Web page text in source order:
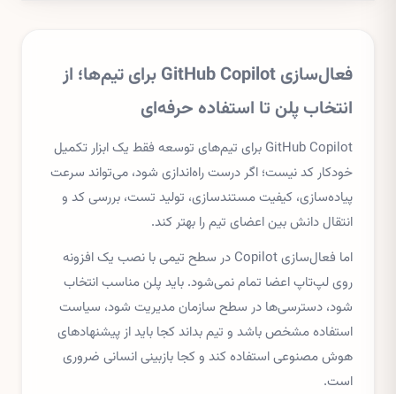
فعال‌سازی GitHub Copilot برای تیم‌ها؛ از
انتخاب پلن تا استفاده حرفه‌ای
GitHub Copilot برای تیم‌های توسعه فقط یک ابزار تکمیل
خودکار کد نیست؛ اگر درست راه‌اندازی شود، می‌تواند سرعت
پیاده‌سازی، کیفیت مستندسازی، تولید تست، بررسی کد و
انتقال دانش بین اعضای تیم را بهتر کند.
اما فعال‌سازی Copilot در سطح تیمی با نصب یک افزونه
روی لپ‌تاپ اعضا تمام نمی‌شود. باید پلن مناسب انتخاب
شود، دسترسی‌ها در سطح سازمان مدیریت شود، سیاست
استفاده مشخص باشد و تیم بداند کجا باید از پیشنهادهای
هوش مصنوعی استفاده کند و کجا بازبینی انسانی ضروری
است.